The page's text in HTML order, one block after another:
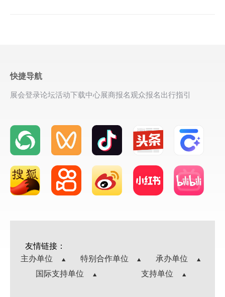
快捷导航
展会登录论坛活动下载中心展商报名观众报名出行指引
友情链接：
主办单位
特别合作单位
承办单位
国际支持单位
支持单位